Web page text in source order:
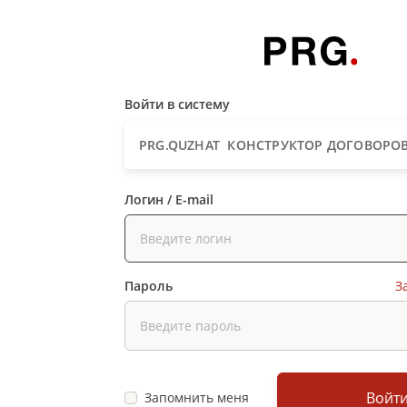
Войти в систему
PRG.QUZHAT КОНСТРУКТОР
Логин / E-mail
Пароль
Запомнить меня Войти